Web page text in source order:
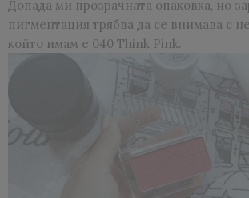
Допада ми прозрачната опаковка, но
пигментация трябва да се внимава с
който имам е 040 Think Pink.